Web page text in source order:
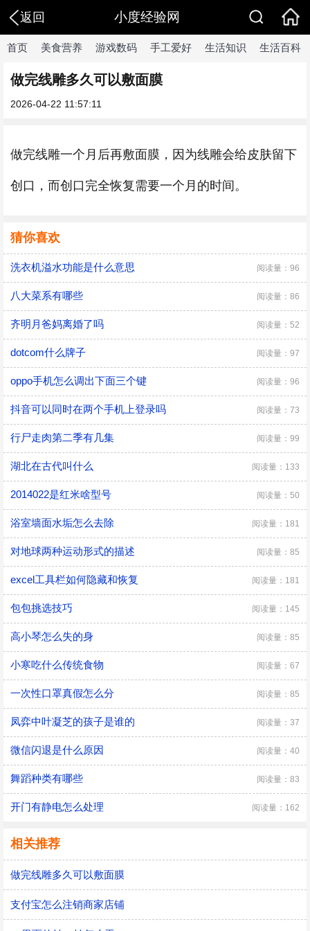
返回 小度经验网
首页 美食营养 游戏数码 手工爱好 生活知识 生活百科
做完线雕多久可以敷面膜
2026-04-22 11:57:11
做完线雕一个月后再敷面膜，因为线雕会给皮肤留下
创口，而创口完全恢复需要一个月的时间。
猜你喜欢
洗衣机溢水功能是什么意思 阅读量：96
八大菜系有哪些 阅读量：86
齐明月爸妈离婚了吗 阅读量：52
dotcom什么牌子 阅读量：97
oppo手机怎么调出下面三个键 阅读量：96
抖音可以同时在两个手机上登录吗 阅读量：73
行尸走肉第二季有几集 阅读量：99
湖北在古代叫什么 阅读量：133
2014022是红米啥型号 阅读量：50
浴室墙面水垢怎么去除 阅读量：181
对地球两种运动形式的描述 阅读量：85
excel工具栏如何隐藏和恢复 阅读量：181
包包挑选技巧 阅读量：145
高小琴怎么失的身 阅读量：85
小寒吃什么传统食物 阅读量：67
一次性口罩真假怎么分 阅读量：85
凤弈中叶凝芝的孩子是谁的 阅读量：37
微信闪退是什么原因 阅读量：40
舞蹈种类有哪些 阅读量：83
开门有静电怎么处理 阅读量：162
相关推荐
做完线雕多久可以敷面膜
支付宝怎么注销商家店铺